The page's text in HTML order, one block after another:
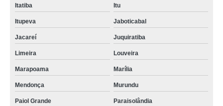
Itatiba Itu
Itupeva Jaboticabal
Jacareí Juquiratiba
Limeira Louveira
Marapoama Marília
Mendonça Murundu
Paiol Grande Paraisolândia